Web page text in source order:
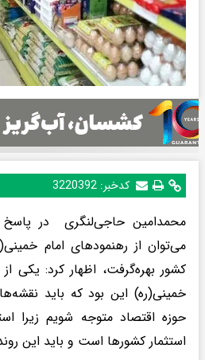
کدخبر: 3220392
محمدامین حاجی‌لنگری در
می‌توان از رهنمودهای امام
کشور بهره‌گرفت، اظهار کرد: یکی از
خمینی(ره) این بود که باید
حوزه اقتصاد متوجه شویم زیرا
استثمار کشورها است و باید این